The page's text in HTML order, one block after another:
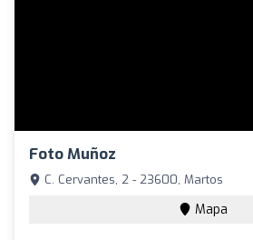
Foto Muñoz
C. Cervantes, 2 - 23600, Martos
Mapa